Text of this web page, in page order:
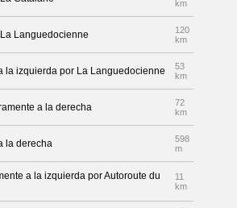
km
Languedocienne
120
km
la izquierda por La Languedocienne
53
km
a la derecha
72
km
la derecha
598
m
a la izquierda por Autoroute du
11
km